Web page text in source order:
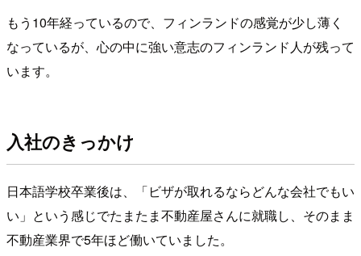
もう10年経っているので、フィンランドの感覚が少し薄く
なっているが、心の中に強い意志のフィンランド人が残って
います。
入社のきっかけ
日本語学校卒業後は、「ビザが取れるならどんな会社でもい
い」という感じでたまたま不動産屋さんに就職し、そのまま
不動産業界で5年ほど働いていました。